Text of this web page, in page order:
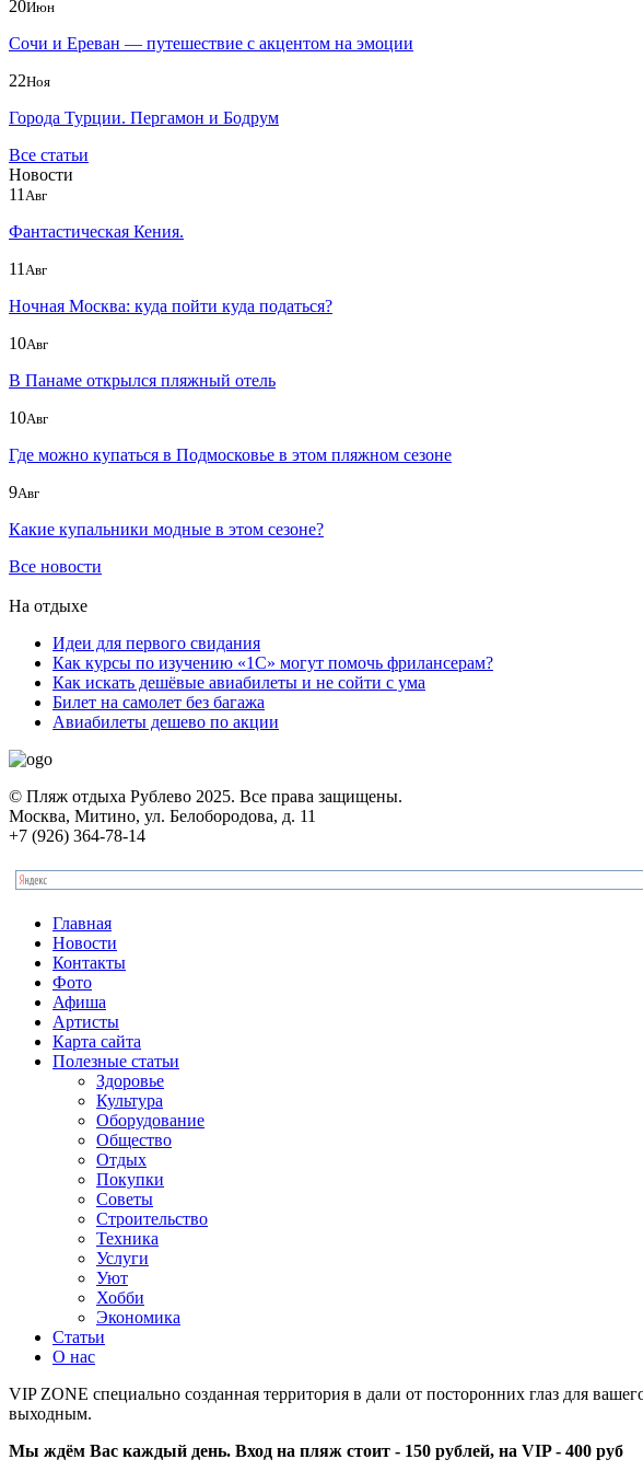
20Июн
Сочи и Ереван — путешествие с акцентом на эмоции
22Ноя
Города Турции. Пергамон и Бодрум
Все статьи
Новости
11 Авг
Фантастическая Кения.
11 Авг
Ночная Москва: куда пойти куда податься?
10Авг
В Панаме открылся пляжный отель
10Авг
Где можно купаться в Подмосковье в этом пляжном сезоне
9Авг
Какие купальники модные в этом сезоне?
Все новости
На отдыхе
Идеи для первого свидания
Как курсы по изучению «1С» могут помочь фрилансерам?
Как искать дешёвые авиабилеты и не сойти с ума
Билет на самолет без багажа
Авиабилеты дешево по акции
© Пляж отдыха Рублево 2025. Все права защищены.
Москва, Митино, ул. Белобородова, д. 11
+7 (926) 364-78-14
Главная
Новости
Контакты
Фото
Афиша
Артисты
Карта сайта
Полезные статьи
Здоровье
Культура
Оборудование
Общество
Отдых
Покупки
Советы
Строительство
Техника
Услуги
Уют
Хобби
Экономика
Статьи
О нас
VIP ZONE специально созданная территория в дали от посторонних глаз для
выходным.
Мы ждём Вас каждый день. Вход на пляж стоит - 150 рублей, на VIP - 400 руб